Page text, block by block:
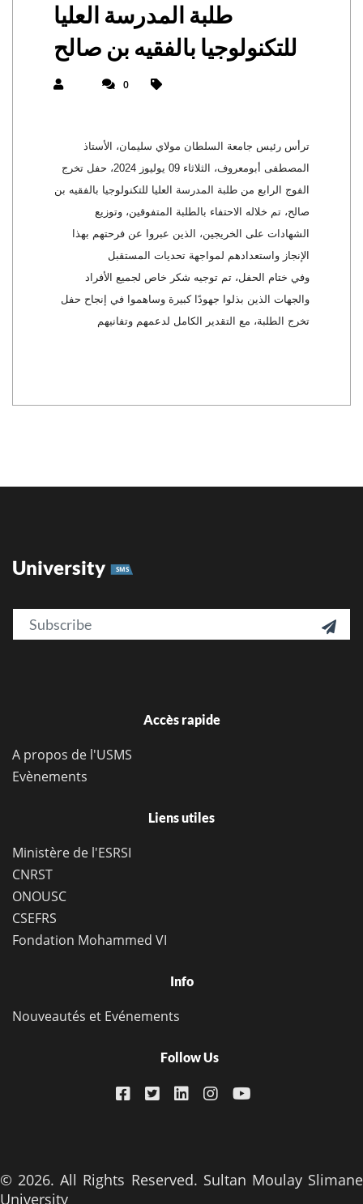
طلبة المدرسة العليا
للتكنولوجيا بالفقيه بن صالح
0
ترأس رئيس جامعة السلطان مولاي سليمان، الأستاذ
المصطفى أبومعروف، الثلاثاء 09 يوليوز 2024، حفل تخرج
الفوج الرابع من طلبة المدرسة العليا للتكنولوجيا بالفقيه بن
صالح، تم خلاله الاحتفاء بالطلبة المتفوقين، وتوزيع
الشهادات على الخريجين، الذين عبروا عن فرحتهم بهذا
الإنجاز واستعدادهم لمواجهة تحديات المستقبل
وفي ختام الحفل، تم توجيه شكر خاص لجميع الأفراد
والجهات الذين بذلوا جهودًا كبيرة وساهموا في إنجاح حفل
تخرج الطلبة، مع التقدير الكامل لدعمهم وتفانيهم
University SMS
Email 
Accès rapide
A propos de l'USMS
Evènements
Liens utiles
Ministère de l'ESRSI
CNRST
ONOUSC
CSEFRS
Fondation Mohammed VI
Info
Nouveautés et Evénements
Follow Us
© 2026. All Rights Reserved. Sultan Moulay Slimane
University